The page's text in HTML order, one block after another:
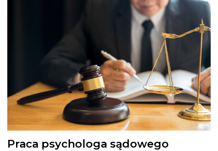
Praca psychologa sądowego